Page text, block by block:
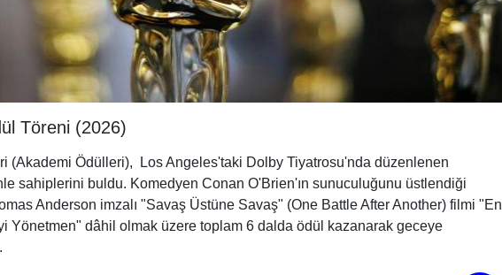
Töreni (2026)
(Akademi Ödülleri), Los Angeles'taki Dolby Tiyatrosu'nda düzenlenen
sahiplerini buldu. Komedyen Conan O'Brien'ın sunuculuğunu üstlendiği
Anderson imzalı "Savaş Üstüne Savaş" (One Battle After Another) filmi "En
Yönetmen" dâhil olmak üzere toplam 6 dalda ödül
kazanarak geceye